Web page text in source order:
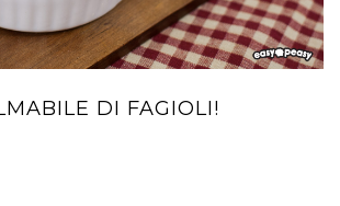
DI FAGIOLI!